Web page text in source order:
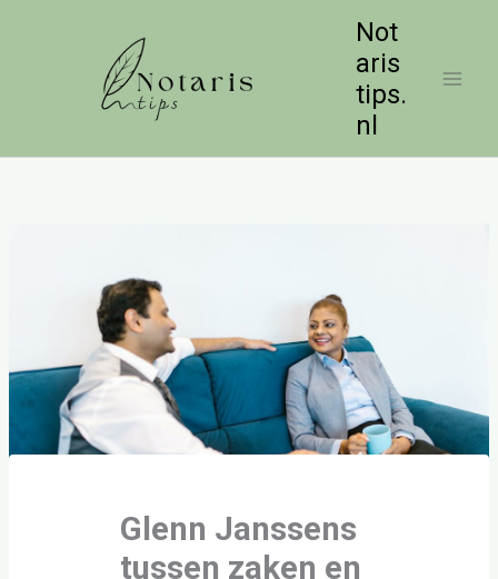
Not
aris
tips.
nl
Glenn Janssens
tussen zaken en